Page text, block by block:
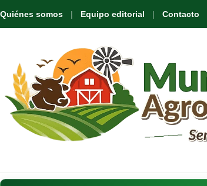
Quiénes somos Equipo editorial Contacto